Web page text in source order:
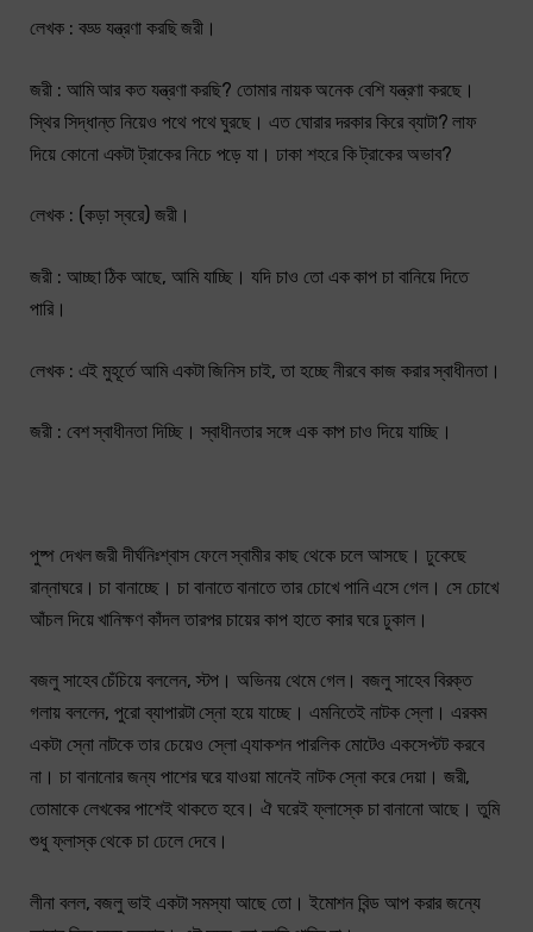
লেখক : বড্ড যন্ত্রণা করছি জরী।
জরী : আমি আর কত যন্ত্রণা করছি? তোমার নায়ক অনেক বেশি যন্ত্রণা করছে।
স্থির সিদ্ধান্ত নিয়েও পথে পথে ঘুরছে। এত ঘোরার দরকার কিরে ব্যাটা? লাফ
দিয়ে কোনো একটা ট্রাকের নিচে পড়ে যা। ঢাকা শহরে কি ট্রাকের অভাব?
লেখক : (কড়া স্বরে) জরী।
জরী : আচ্ছা ঠিক আছে, আমি যাচ্ছি। যদি চাও তো এক কাপ চা বানিয়ে দিতে
পারি।
লেখক : এই মুহূর্তে আমি একটা জিনিস চাই, তা হচ্ছে নীরবে কাজ করার স্বাধীনতা।
জরী : বেশ স্বাধীনতা দিচ্ছি। স্বাধীনতার সঙ্গে এক কাপ চাও দিয়ে যাচ্ছি।
পুষ্প দেখল জরী দীর্ঘনিঃশ্বাস ফেলে স্বামীর কাছ থেকে চলে আসছে। ঢুকেছে
রান্নাঘরে। চা বানাচ্ছে। চা বানাতে বানাতে তার চোখে পানি এসে গেল। সে চোখে
আঁচল দিয়ে খানিক্ষণ কাঁদল তারপর চায়ের কাপ হাতে বসার ঘরে ঢুকাল।
বজলু সাহেব চেঁচিয়ে বললেন, স্টপ। অভিনয় থেমে গেল। বজলু সাহেব বিরক্ত
গলায় বললেন, পুরো ব্যাপারটা স্নো হয়ে যাচ্ছে। এমনিতেই নাটক স্লো। এরকম
একটা স্নো নাটকে তার চেয়েও স্লো এ্যাকশন পারলিক মোটেও একসেপ্টট করবে
না। চা বানানোর জন্য পাশের ঘরে যাওয়া মানেই নাটক স্নো করে দেয়া। জরী,
তোমাকে লেখকের পাশেই থাকতে হবে। ঐ ঘরেই ফ্লাস্কে চা বানানো আছে। তুমি
শুধু ফ্লাস্ক থেকে চা ঢেলে দেবে।
লীনা বলল, বজলু ভাই একটা সমস্যা আছে তো। ইমোশন বিন্ড আপ করার জন্যে